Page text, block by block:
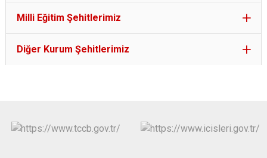
Milli Eğitim Şehitlerimiz
Diğer Kurum Şehitlerimiz